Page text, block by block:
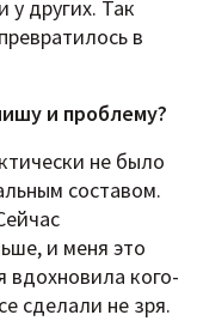
у других. Так
в
и проблему?
не было
составом.
и меня это
вдохновила кого-
сделали не зря.